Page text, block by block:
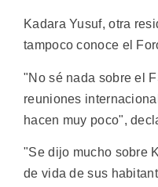
Kadara Yusuf, otra
tampoco conoce el
"No sé nada sobre el
reuniones
hacen muy poco",
"Se dijo mucho sobre
de vida de sus